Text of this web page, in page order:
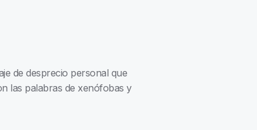
de desprecio personal que
las palabras de xenófobas y